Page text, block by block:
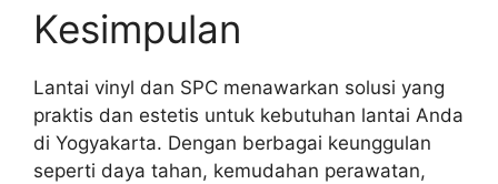
Kesimpulan
Lantai vinyl dan SPC menawarkan solusi yang
praktis dan estetis untuk kebutuhan lantai Anda
di Yogyakarta. Dengan berbagai keunggulan
seperti daya tahan, kemudahan perawatan,